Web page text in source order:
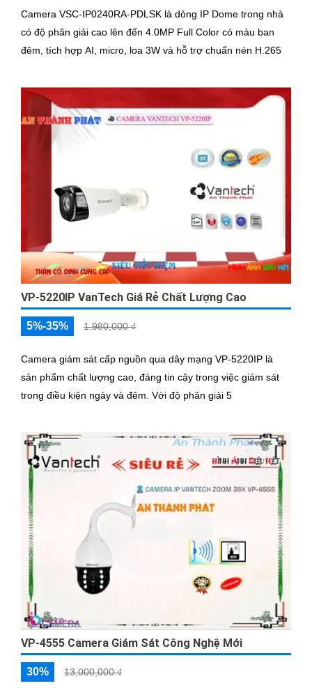
Camera VSC-IP0240RA-PDLSK là dòng IP Dome trong nhà
có độ phân giải cao lên đến 4.0MP Full Color có màu ban
đêm, tích hợp AI, micro, loa 3W và hỗ trợ chuẩn nén H.265
VP-5220IP VanTech Giá Rẻ Chất Lượng Cao
5%-35% 1,980,000 ₫
Camera giám sát cấp nguồn qua dây mạng VP-5220IP là
sản phẩm chất lượng cao, đáng tin cậy trong việc giám sát
trong điều kiện ngày và đêm. Với độ phân giải 5
VP-4555 Camera Giám Sát Công Nghệ Mới
30% 13,000,000 ₫